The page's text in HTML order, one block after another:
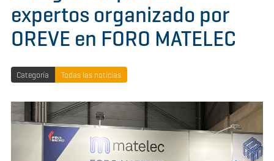
expertos organizado por
OREVE en FORO MATELEC
Categoría Todas las noticias